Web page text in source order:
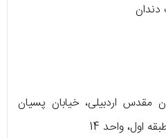
مقدس اردبیلی، خیابان پسیان